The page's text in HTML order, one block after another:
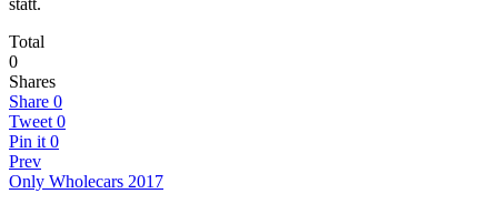
statt.
Total
0
Shares
Share 0
Tweet 0
Pin it 0
Prev
Only Wholecars 2017